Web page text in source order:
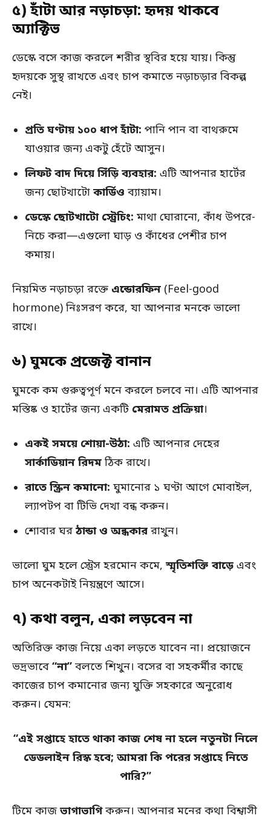
৫) হাঁটা আর নড়াচড়া: হৃদয় থাকবে
অ্যাক্টিভ
ডেস্কে বসে কাজ করলে শরীর স্থবির হয়ে যায়। কিন্তু
হৃদয়কে সুস্থ রাখতে এবং চাপ কমাতে নড়াচড়ার বিকল্প
নেই।
প্রতি ঘণ্টায় ১০০ ধাপ হাঁটা: পানি পান বা বাথরুমে
যাওয়ার জন্য একটু হেঁটে আসুন।
লিফট বাদ দিয়ে সিঁড়ি ব্যবহার: এটি আপনার হার্টের
জন্য ছোটখাটো কার্ডিও ব্যায়াম।
ডেস্কে ছোটখাটো স্ট্রেচিং: মাথা ঘোরানো, কাঁধ উপরে-
নিচে করা—এগুলো ঘাড় ও কাঁধের পেশীর চাপ
কমায়।
নিয়মিত নড়াচড়া রক্তে এন্ডোরফিন (Feel-good
hormone) নিঃসরণ করে, যা আপনার মনকে ভালো
রাখে।
৬) ঘুমকে প্রজেক্ট বানান
ঘুমকে কম গুরুত্বপূর্ণ মনে করলে চলবে না। এটি আপনার
মস্তিষ্ক ও হার্টের জন্য একটি মেরামত প্রক্রিয়া।
একই সময়ে শোয়া-উঠা: এটি আপনার দেহের
সার্কাডিয়ান রিদম ঠিক রাখে।
রাতে স্ক্রিন কমানো: ঘুমানোর ১ ঘণ্টা আগে মোবাইল,
ল্যাপটপ বা টিভি দেখা বন্ধ করুন।
শোবার ঘর ঠান্ডা ও অন্ধকার রাখুন।
ভালো ঘুম হলে স্ট্রেস হরমোন কমে, স্মৃতিশক্তি বাড়ে এবং
চাপ অনেকটাই নিয়ন্ত্রণে আসে।
৭) কথা বলুন, একা লড়বেন না
অতিরিক্ত কাজ নিয়ে একা লড়তে যাবেন না। প্রয়োজনে
ভদ্রভাবে “না” বলতে শিখুন। বসের বা সহকর্মীর কাছে
কাজের চাপ কমানোর জন্য যুক্তি সহকারে অনুরোধ
করুন। যেমন:
“এই সপ্তাহে হাতে থাকা কাজ শেষ না হলে নতুনটা নিলে
ডেডলাইন রিস্ক হবে; আমরা কি পরের সপ্তাহে নিতে
পারি?”
টিমে কাজভাগাভাগিকরুন। আপনার মনের কথা বিশ্বাসী